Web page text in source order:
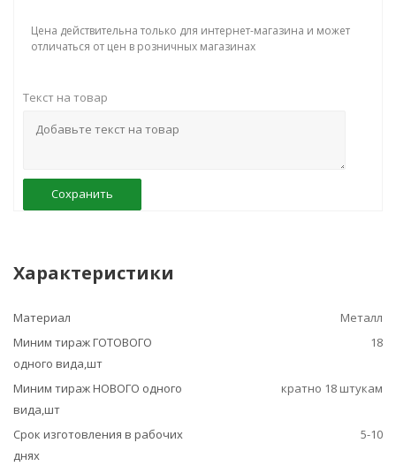
Цена действительна только для интернет-магазина и может
отличаться от цен в розничных магазинах
Текст на товар
Сохранить
Характеристики
Материал
Металл
Миним тираж ГОТОВОГО
одного вида,шт
18
Миним тираж НОВОГО одного
вида,шт
кратно 18 штукам
Срок изготовления в рабочих
днях
5-10